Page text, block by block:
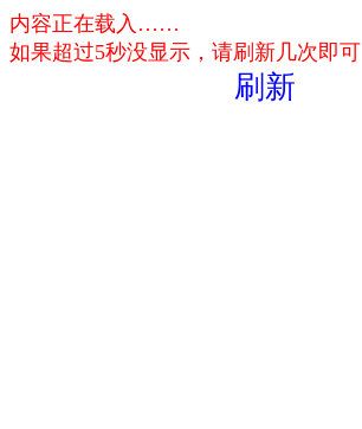
内容正在载入……
如果超过5秒没显示，请刷新几次即可
刷新